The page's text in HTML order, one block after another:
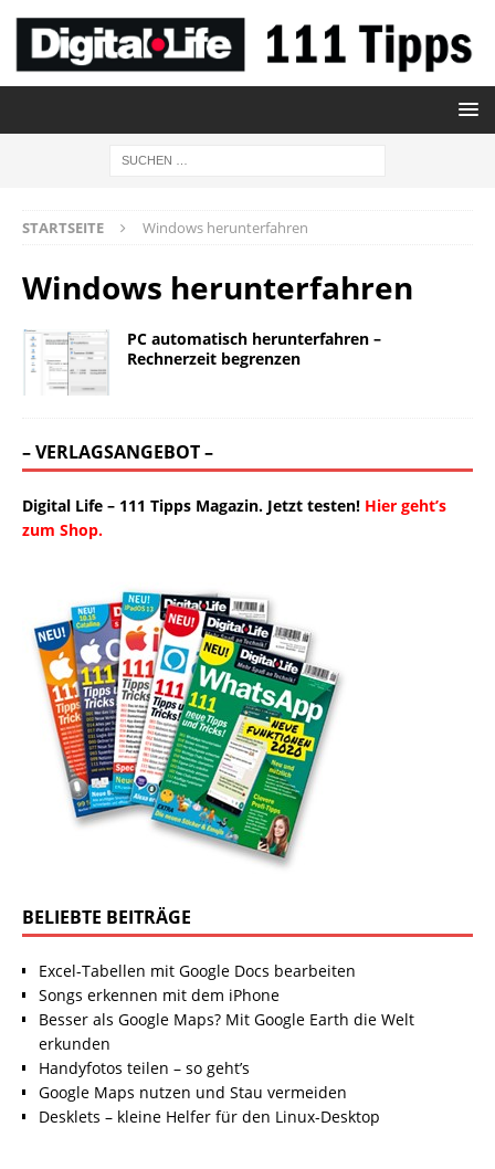
STARTSEITE Windows herunterfahren
Windows herunterfahren
PC automatisch herunterfahren –
Rechnerzeit begrenzen
– VERLAGSANGEBOT –
Digital Life – 111 Tipps Magazin. Jetzt testen! Hier geht’s
zum Shop.
BELIEBTE BEITRÄGE
Excel-Tabellen mit Google Docs bearbeiten
Songs erkennen mit dem iPhone
Besser als Google Maps? Mit Google Earth die Welt
erkunden
Handyfotos teilen – so geht’s
Google Maps nutzen und Stau vermeiden
Desklets – kleine Helfer für den Linux-Desktop